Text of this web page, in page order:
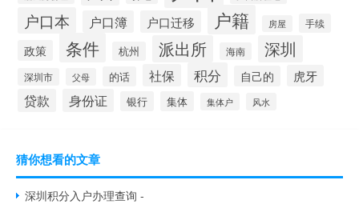
户口本 户口簿 户口迁移 户籍 房屋 手续
政策 条件 杭州 派出所 海南 深圳
深圳市 父母 的话 社保 积分 自己的 虎牙
贷款 身份证 银行 集体 集体户 风水
猜你想看的文章
深圳积分入户办理查询 -